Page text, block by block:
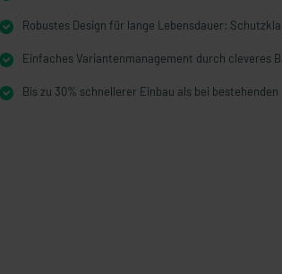
Robustes Design für lange Lebensdauer:
Einfaches Variantenmanagement durch cleveres
Bis zu 30% schnellerer Einbau als bei